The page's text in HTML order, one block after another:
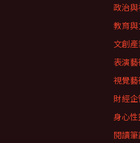
政治
教育
文創
表演
視覺
財經企
身心性
閱讀